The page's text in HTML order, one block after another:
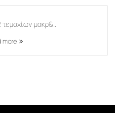
μακρ&...
more